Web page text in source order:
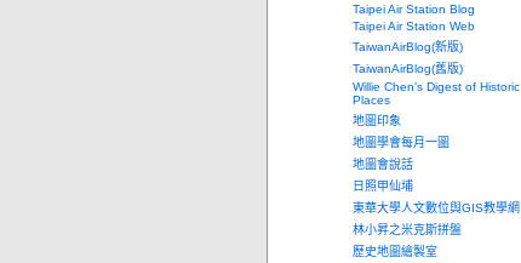
Taipei Air Station Blog
Taipei Air Station Web
TaiwanAirBlog(新版)
TaiwanAirBlog(舊版)
Willie Chen's Digest of Historic
Places
地圖印象
地圖學會每月一圖
地圖會說話
日照甲仙埔
東華大學人文數位與GIS教學網
林小昇之米克斯拼盤
歷史地圖繪製室